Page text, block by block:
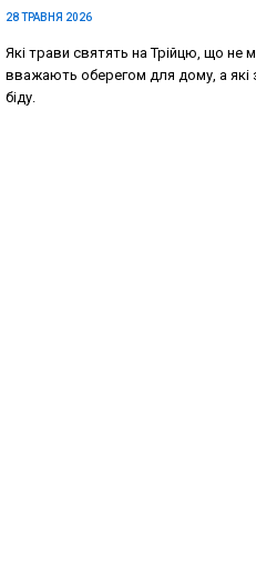
28 ТРАВНЯ 2026
Які трави святять на Трійцю, що не
вважають оберегом для дому, а
біду.